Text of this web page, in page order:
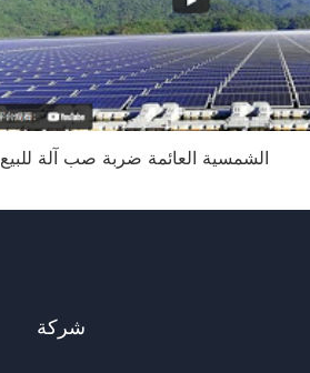
jwell الشمسية العائمة ضربة صب آلة للبيع
شركة